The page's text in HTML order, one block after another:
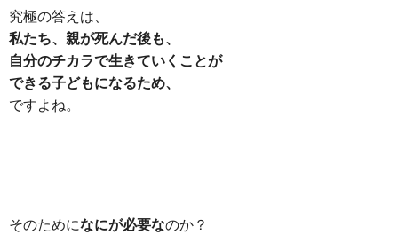
究極の答えは、
私たち、親が死んだ後も、
自分のチカラで生きていくことが
できる子どもになるため、
ですよね。
そのためになにが必要なのか？